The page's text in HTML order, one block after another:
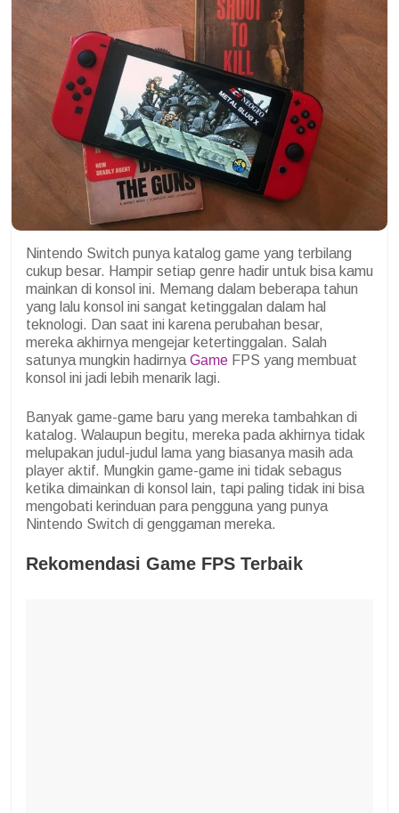
Nintendo Switch punya katalog game yang terbilang
cukup besar. Hampir setiap genre hadir untuk bisa kamu
mainkan di konsol ini. Memang dalam beberapa tahun
yang lalu konsol ini sangat ketinggalan dalam hal
teknologi. Dan saat ini karena perubahan besar,
mereka akhirnya mengejar ketertinggalan. Salah
satunya mungkin hadirnya Game FPS yang membuat
konsol ini jadi lebih menarik lagi.
Banyak game-game baru yang mereka tambahkan di
katalog. Walaupun begitu, mereka pada akhirnya tidak
melupakan judul-judul lama yang biasanya masih ada
player aktif. Mungkin game-game ini tidak sebagus
ketika dimainkan di konsol lain, tapi paling tidak ini bisa
mengobati kerinduan para pengguna yang punya
Nintendo Switch di genggaman mereka.
Rekomendasi Game FPS Terbaik